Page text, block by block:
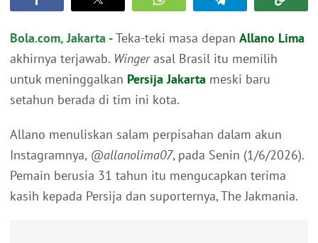
Bola.com, Jakarta -Teka-teki masa depan Allano Lima
akhirnya terjawab. Wingerasal Brasil itu memilih
untuk meninggalkan Persija Jakarta meski baru
setahun berada di tim ini kota.
Allano menuliskan salam perpisahan dalam akun
Instagramnya, @allanolima07, pada Senin (1/6/2026).
Pemain berusia 31 tahun itu mengucapkan terima
kasih kepada Persija dan suporternya, The Jakmania.